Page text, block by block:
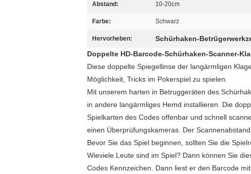
Abstand: 10-20cm
Farbe: Schwarz
Hervorheben: Schürhaken-
Doppelte HD-Barcode-Schürhaken-Scanner-
Diese doppelte Spiegellinse der langärmligen
Möglichkeit, Tricks im Pokerspiel zu spielen.
Mit unserem harten in Betruggeräten des
in andere langärmliges Hemd installieren. Die
Spielkarten des Codes offenbar und schnell
einen Überprüfungskameras. Der
Bevor Sie das Spiel beginnen, sollten Sie die
Wieviele Leute sind im Spiel? Dann können Sie
Codes Kennzeichen. Dann liest er den Barcode